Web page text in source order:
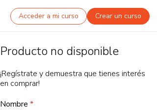
Acceder a mi curso Crear un curso
Producto no disponible
¡Regístrate y demuestra que tienes interés
en comprar!
Nombre *